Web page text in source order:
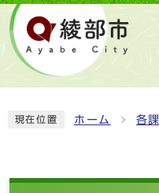
現在位置 ホーム 各